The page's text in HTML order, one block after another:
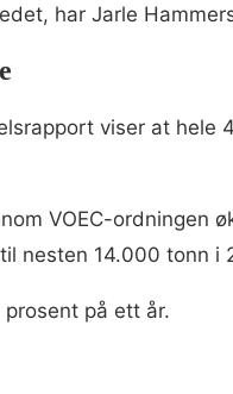
har Jarle
viser at hele
VOEC-ordningen
nesten 14.000 tonn i
på ett år.